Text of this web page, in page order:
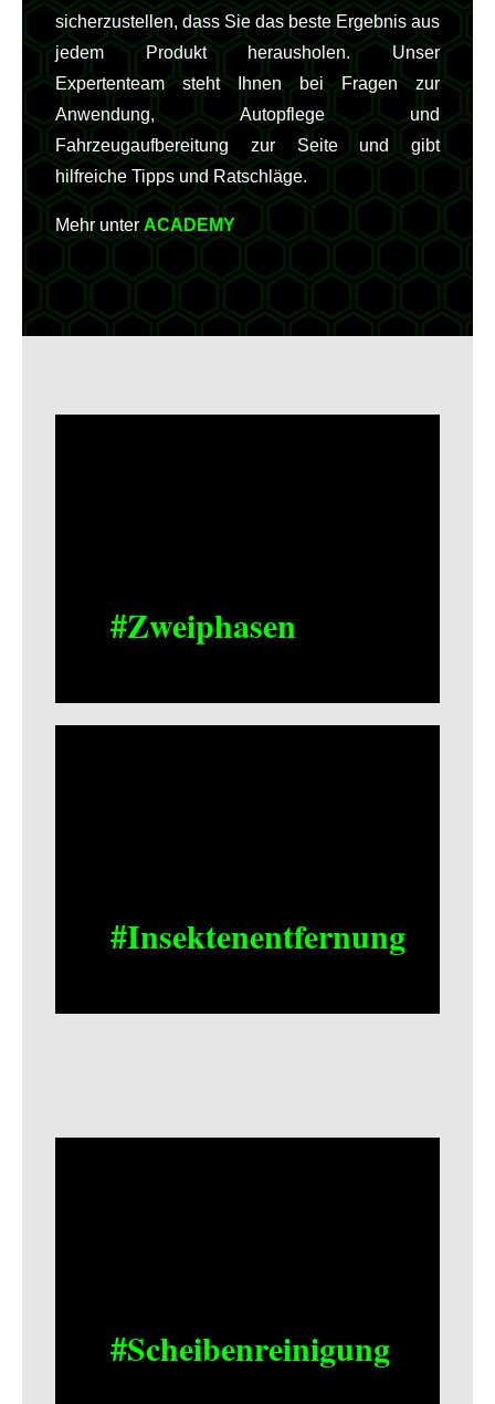
sicherzustellen, dass Sie das beste Ergebnis aus
jedem Produkt herausholen. Unser
Expertenteam steht Ihnen bei Fragen zur
Anwendung, Autopflege und
Fahrzeugaufbereitung zur Seite und gibt
hilfreiche Tipps und Ratschläge.
Mehr unter ACADEMY
#Zweiphasen
#Insektenentfernung
#Scheibenreinigung